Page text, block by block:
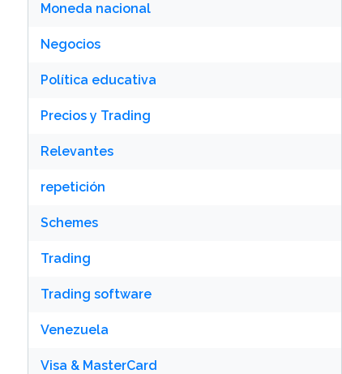
Moneda nacional
Negocios
Política educativa
Precios y Trading
Relevantes
repetición
Schemes
Trading
Trading software
Venezuela
Visa & MasterCard